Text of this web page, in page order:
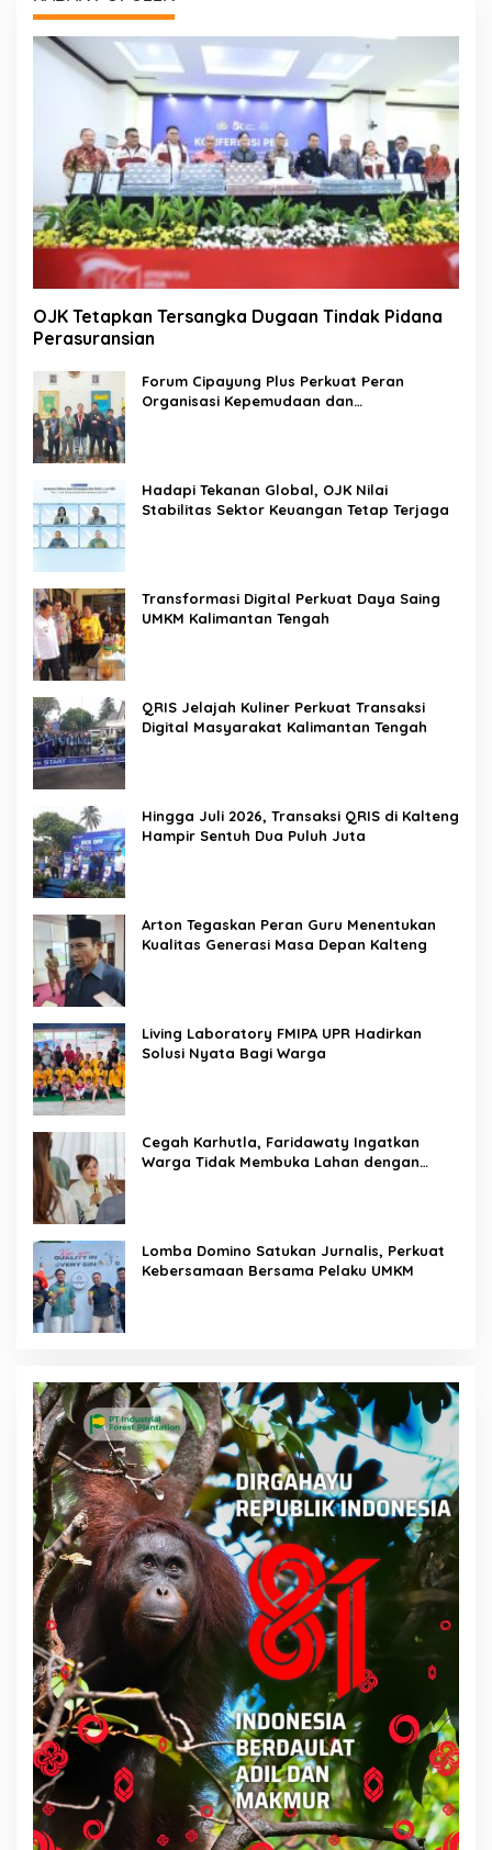
OJK Tetapkan Tersangka Dugaan Tindak Pidana
Perasuransian
Forum Cipayung Plus Perkuat Peran
Organisasi Kepemudaan dan
Hadapi Tekanan Global, OJK Nilai
Stabilitas Sektor Keuangan Tetap Terjaga
Transformasi Digital Perkuat Daya Saing
UMKM Kalimantan Tengah
QRIS Jelajah Kuliner Perkuat Transaksi
Digital Masyarakat Kalimantan Tengah
Hingga Juli 2026, Transaksi QRIS di Kalteng
Hampir Sentuh Dua Puluh Juta
Arton Tegaskan Peran Guru Menentukan
Kualitas Generasi Masa Depan Kalteng
Living Laboratory FMIPA UPR Hadirkan
Solusi Nyata Bagi Warga
Cegah Karhutla, Faridawaty Ingatkan
Warga Tidak Membuka Lahan dengan
Lomba Domino Satukan Jurnalis, Perkuat
Kebersamaan Bersama Pelaku UMKM